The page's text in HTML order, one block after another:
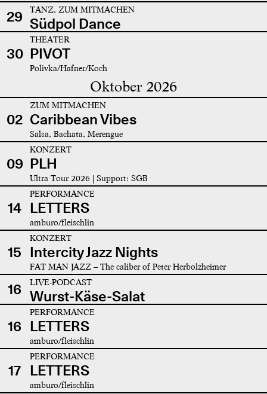
29 TANZ, ZUM MITMACHEN
Südpol Dance
30
THEATER
PIVOT
Polivka/Hafner/Koch
Oktober 2026
02
ZUM MITMACHEN
Caribbean Vibes
Salsa, Bachata, Merengue
09
KONZERT
PLH
Ultra Tour 2026 | Support: SGB
14
PERFORMANCE
LETTERS
amburo/fleischlin
15
KONZERT
Intercity Jazz Nights
FAT MAN JAZZ – The caliber of Peter Herbolzheimer
16 LIVE-PODCAST
Wurst-Käse-Salat
16
PERFORMANCE
LETTERS
amburo/fleischlin
17
PERFORMANCE
LETTERS
amburo/fleischlin